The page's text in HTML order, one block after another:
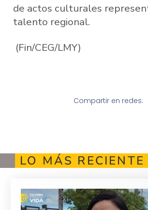
de actos culturales
talento​ regional.
(Fin/CEG/LMY)
Compartir en redes:
LO MÁS RECIENTE